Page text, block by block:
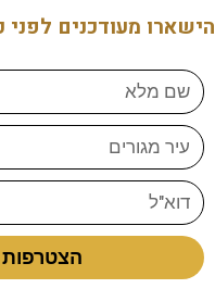
הישארו מעודכנים לפני
הצטרפות